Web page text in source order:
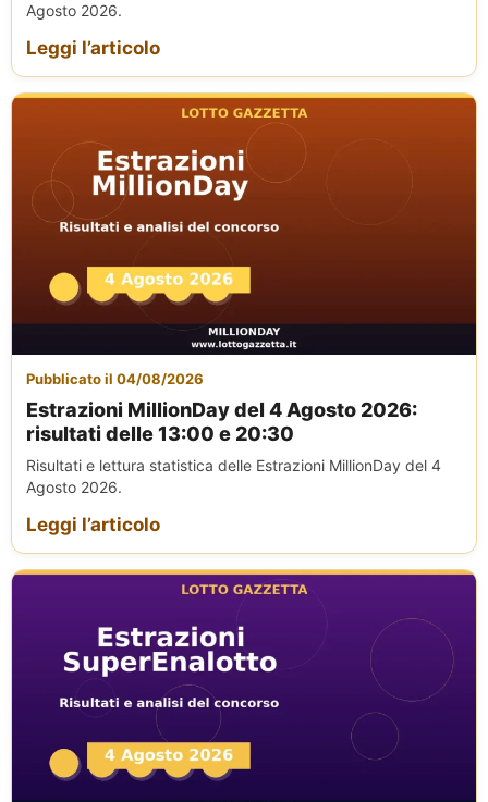
Agosto 2026.
Leggi l’articolo
Pubblicato il 04/08/2026
Estrazioni MillionDay del 4 Agosto 2026:
risultati delle 13:00 e 20:30
Risultati e lettura statistica delle Estrazioni MillionDay del 4
Agosto 2026.
Leggi l’articolo